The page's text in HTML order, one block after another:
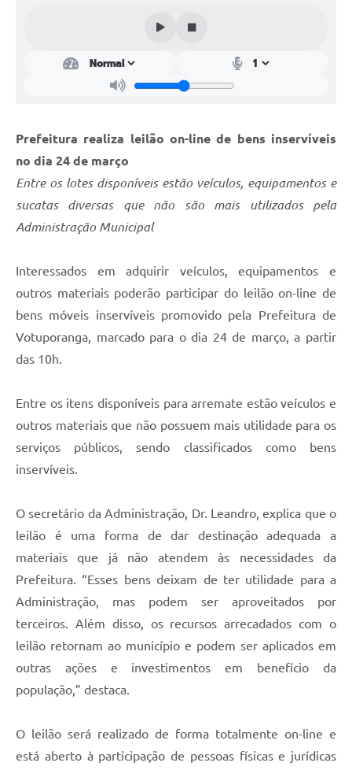
Transparência
Telefones Úteis
Emprega
Contato
Prefeitura realiza leilão on-line de bens inservíveis
no dia 24 de março
Entre os lotes disponíveis estão veículos, equipamentos e
sucatas diversas que não são mais utilizados pela
Administração Municipal
Interessados em adquirir veículos, equipamentos e
outros materiais poderão participar do leilão on-line de
bens móveis inservíveis promovido pela Prefeitura de
Votuporanga, marcado para o dia 24 de março, a partir
das 10h.
Entre os itens disponíveis para arremate estão veículos e
outros materiais que não possuem mais utilidade para os
serviços públicos, sendo classificados como bens
inservíveis.
O secretário da Administração, Dr. Leandro, explica que o
leilão é uma forma de dar destinação adequada a
materiais que já não atendem às necessidades da
Prefeitura. “Esses bens deixam de ter utilidade para a
Administração, mas podem ser aproveitados por
terceiros. Além disso, os recursos arrecadados com o
leilão retornam ao município e podem ser aplicados em
outras ações e investimentos em benefício da
população,” destaca.
O leilão será realizado de forma totalmente on-line e
está aberto à participação de pessoas físicas e jurídicas